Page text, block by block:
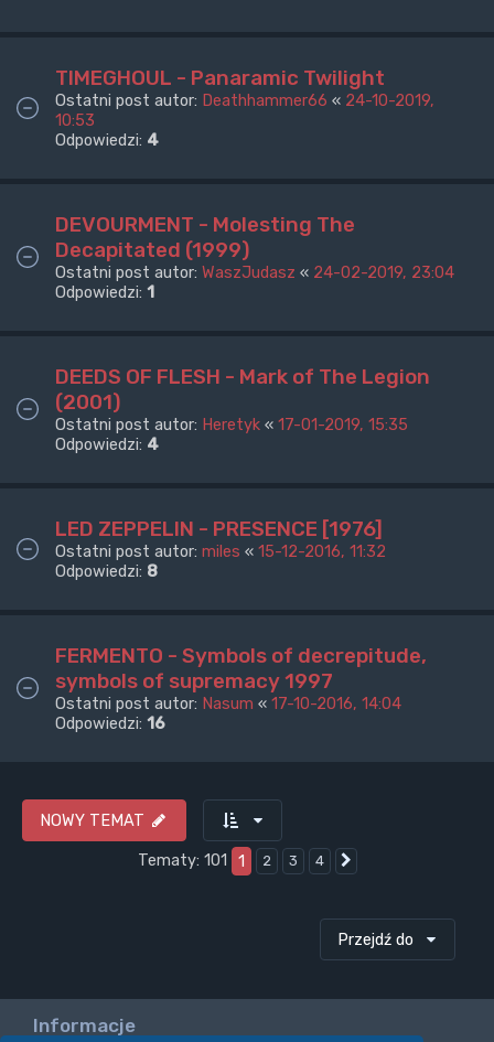
TIMEGHOUL - Panaramic Twilight
Ostatni post autor: Deathhammer66 « 24-10-2019,
10:53
Odpowiedzi: 4
DEVOURMENT - Molesting The
Decapitated (1999)
Ostatni post autor: WaszJudasz « 24-02-2019, 23:04
Odpowiedzi: 1
DEEDS OF FLESH - Mark of The Legion
(2001)
Ostatni post autor: Heretyk « 17-01-2019, 15:35
Odpowiedzi: 4
LED ZEPPELIN - PRESENCE [1976]
Ostatni post autor: miles « 15-12-2016, 11:32
Odpowiedzi: 8
FERMENTO - Symbols of decrepitude,
symbols of supremacy 1997
Ostatni post autor: Nasum « 17-10-2016, 14:04
Odpowiedzi: 16
NOWY TEMAT
Tematy: 101
1 2 3 4
Przejdź do
Informacje